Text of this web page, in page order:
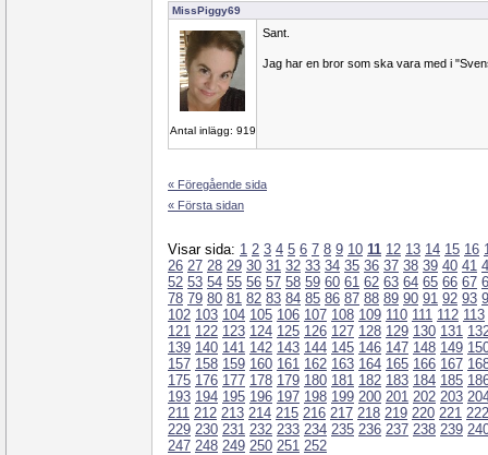
MissPiggy69
Antal inlägg: 919
Sant.
Jag har en bror som ska vara med i
« Föregående sida
« Första sidan
Visar sida: 1 2 3 4 5 6 7 8 9 10 11 12 13 14 15 16
26 27 28 29 30 31 32 33 34 35 36 37 38 39 40 41
52 53 54 55 56 57 58 59 60 61 62 63 64 65 66 67
78 79 80 81 82 83 84 85 86 87 88 89 90 91 92 93
102 103 104 105 106 107 108 109 110 111 112 113
121 122 123 124 125 126 127 128 129 130 131
139 140 141 142 143 144 145 146 147 148 149
157 158 159 160 161 162 163 164 165 166 167
175 176 177 178 179 180 181 182 183 184 185
193 194 195 196 197 198 199 200 201 202 203
211 212 213 214 215 216 217 218 219 220 221 222
229 230 231 232 233 234 235 236 237 238 239
247 248 249 250 251 252